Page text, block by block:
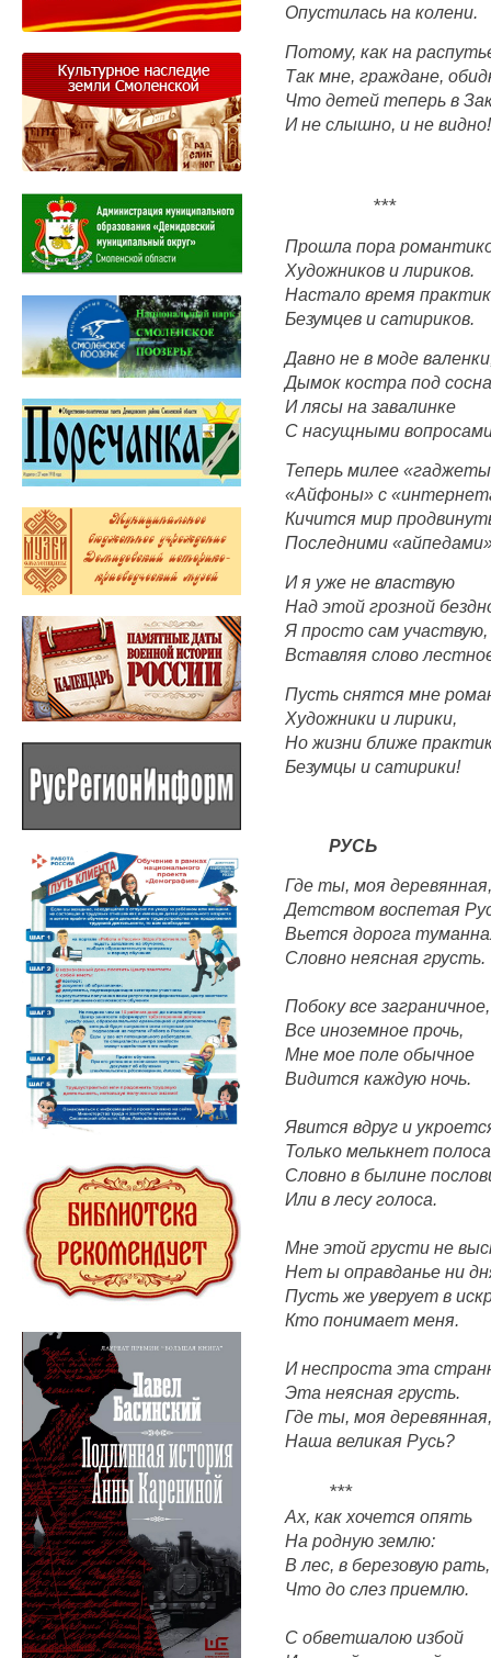
Опустилась на колени.
Потому, как на
Так мне, граждане,
Что детей теперь в
И не слышно, и не видно!
***
Прошла пора
Художников и лириков.
Настало время
Безумцев и сатириков.
Давно не в моде
Дымок костра под
И лясы на завалинке
С насущными
Теперь милее
«Айфоны» с
Кичится мир
Последними
И я уже не властвую
Над этой грозной
Я просто сам участвую,
Вставляя слово
Пусть снятся мне
Художники и лирики,
Но жизни ближе
Безумцы и сатирики!
РУСЬ
Где ты, моя деревянная,
Детством воспетая
Вьется дорога
Словно неясная грусть.
Побоку все заграничное,
Все иноземное прочь,
Мне мое поле обычное
Видится каждую ночь.
Явится вдруг и
Только мелькнет
Словно в былине
Или в лесу голоса.
Мне этой грусти не
Нет ы оправданье ни
Пусть же уверует в
Кто понимает меня.
И неспроста эта
Эта неясная грусть.
Где ты, моя деревянная,
Наша великая Русь?
***
Ах, как хочется опять
На родную землю:
В лес, в березовую рать,
Что до слез приемлю.
С обветшалою избой